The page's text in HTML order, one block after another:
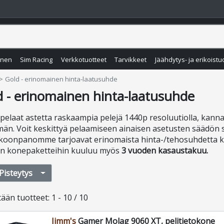
Sim Racing Verkkotuotteet Tarvikkeet Jäähdytys- ja
Gold - erinomainen hinta-laatusuhde
- erinomainen hinta-laatusuhde
astetta raskaampia pelejä 1440p resoluutiolla,
Voit keskittyä pelaamiseen ainaisen asetusten
tarjoavat erinomaista hinta-/tehosuhdetta
konepaketteihin kuuluu myös 3 vuoden kasaustakuu.
tuotteet: 1 - 10 / 10
Jimm'sGamer Molag 9060 XT, pelitietokone